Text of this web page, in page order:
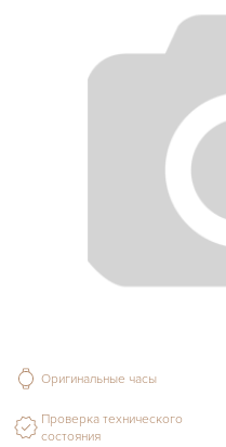
Оригинальные часы
Проверка технического
состояния